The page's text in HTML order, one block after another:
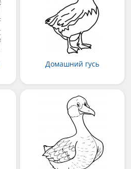
Домашний гусь